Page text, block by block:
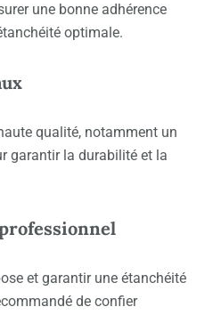
une bonne adhérence
optimale.
qualité, notamment un
garantir la durabilité et la
et garantir une étanchéité
de confier